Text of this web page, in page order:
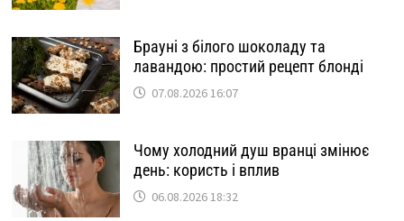
Брауні з білого шоколаду та
лавандою: простий рецепт блонді
07.08.2026 16:07
Чому холодний душ вранці змінює
день: користь і вплив
06.08.2026 18:32